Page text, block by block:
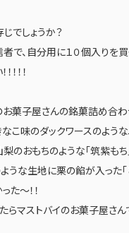
じでしょうか？
で、自分用に１０個入りを
！！！
お菓子屋さんの銘菓詰め合
こ味のダックワースのような
のおもちのような「筑紫もち
うな生地に栗の餡が入った「
た～！！
らマストバイのお菓子屋さん